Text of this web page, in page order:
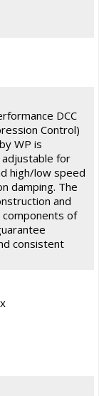
DCC
Control)
WP is
for
high/low speed
damping. The
and
components of
consistent